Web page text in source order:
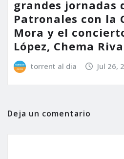
grandes jornadas
Patronales con la
Mora y el
López, Chema
torrent al dia Jul 26,
Deja un comentario